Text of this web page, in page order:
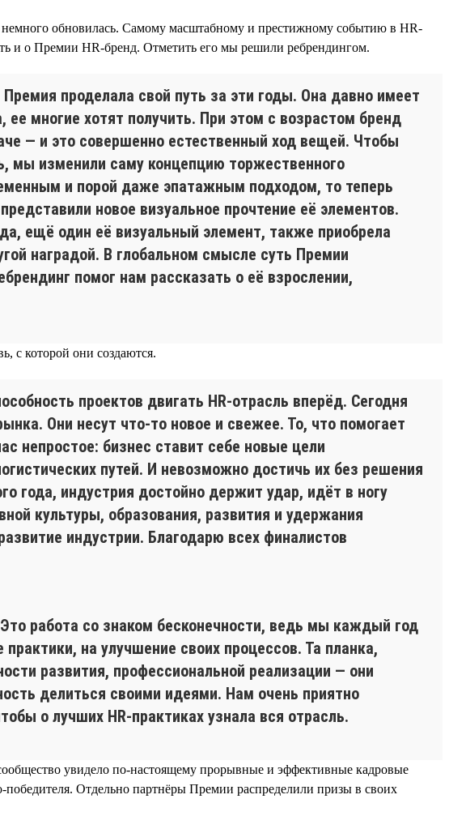
немного обновилась. Самому масштабному и престижному событию в HR-
и о Премии HR-бренд. Отметить его мы решили ребрендингом.
проделала свой путь за эти годы. Она давно имеет
многие хотят получить. При этом с возрастом бренд
— и это совершенно естественный ход вещей. Чтобы
мы изменили саму концепцию торжественного
и порой даже эпатажным подходом, то теперь
новое визуальное прочтение её элементов.
ещё один её визуальный элемент, также приобрела
наградой. В глобальном смысле суть Премии
помог нам рассказать о её взрослении,
с которой они создаются.
проектов двигать HR-отрасль вперёд. Сегодня
Они несут что-то новое и свежее. То, что помогает
непростое: бизнес ставит себе новые цели
путей. И невозможно достичь их без решения
года, индустрия достойно держит удар, идёт в ногу
культуры, образования, развития и удержания
индустрии. Благодарю всех финалистов
работа со знаком бесконечности, ведь мы каждый год
на улучшение своих процессов. Та планка,
развития, профессиональной реализации — они
делиться своими идеями. Нам очень приятно
о лучших HR-практиках узнала вся отрасль.
увидело по-настоящему прорывные и эффективные кадровые
Отдельно партнёры Премии распределили призы в своих